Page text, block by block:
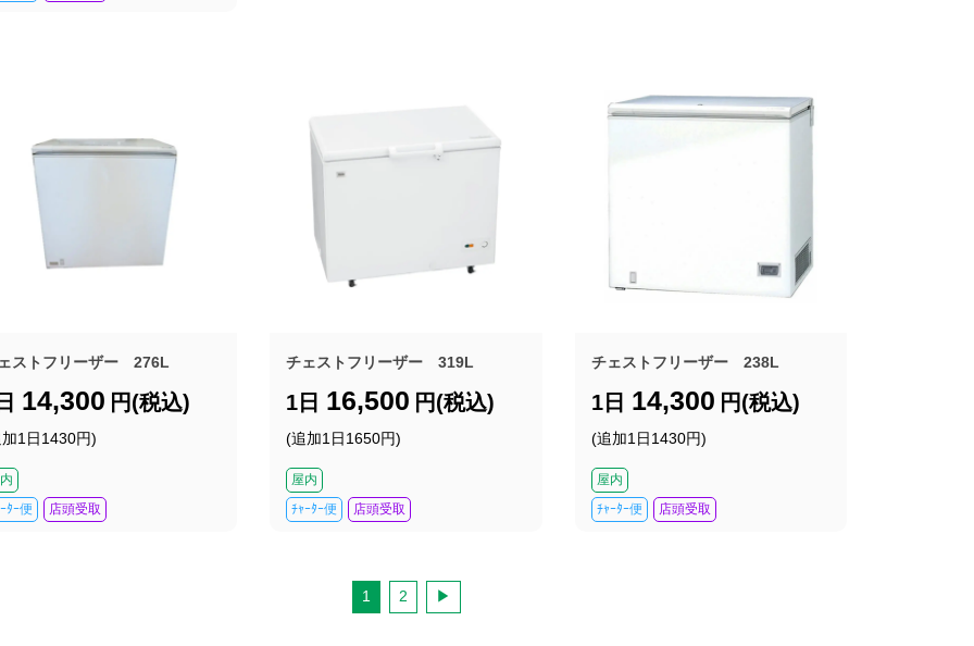
ストフリーザー 276L
14,300 円(税込)
1日1430円)
ﾀｰ便
店頭受取
チェストフリーザー 319L
1日 16,500 円(税込)
(追加1日1650円)
屋内
ﾁｬｰﾀｰ便
店頭受取
チェストフリーザー 238L
1日 14,300 円(税込)
(追加1日1430円)
屋内
ﾁｬｰﾀｰ便
店頭受取
1 2